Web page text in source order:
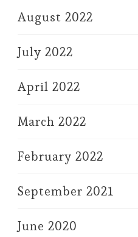
August 2022
July 2022
April 2022
March 2022
February 2022
September 2021
June 2020